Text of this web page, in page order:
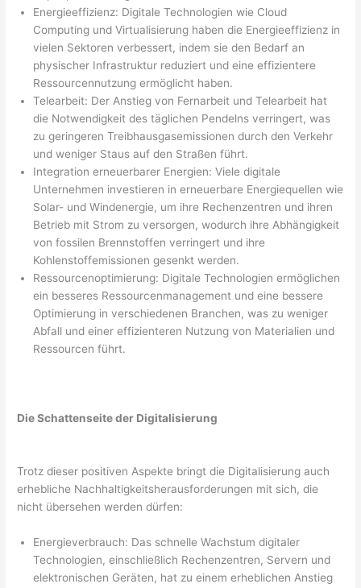
Energieeffizienz: Digitale Technologien wie Cloud
Computing und Virtualisierung haben die Energieeffizienz in
vielen Sektoren verbessert, indem sie den Bedarf an
physischer Infrastruktur reduziert und eine effizientere
Ressourcennutzung ermöglicht haben.
Telearbeit: Der Anstieg von Fernarbeit und Telearbeit hat
die Notwendigkeit des täglichen Pendelns verringert, was
zu geringeren Treibhausgasemissionen durch den Verkehr
und weniger Staus auf den Straßen führt.
Integration erneuerbarer Energien: Viele digitale
Unternehmen investieren in erneuerbare Energiequellen wie
Solar- und Windenergie, um ihre Rechenzentren und ihren
Betrieb mit Strom zu versorgen, wodurch ihre Abhängigkeit
von fossilen Brennstoffen verringert und ihre
Kohlenstoffemissionen gesenkt werden.
Ressourcenoptimierung: Digitale Technologien ermöglichen
ein besseres Ressourcenmanagement und eine bessere
Optimierung in verschiedenen Branchen, was zu weniger
Abfall und einer effizienteren Nutzung von Materialien und
Ressourcen führt.
Die Schattenseite der Digitalisierung
Trotz dieser positiven Aspekte bringt die Digitalisierung auch
erhebliche Nachhaltigkeitsherausforderungen mit sich, die
nicht übersehen werden dürfen:
Energieverbrauch: Das schnelle Wachstum digitaler
Technologien, einschließlich Rechenzentren, Servern und
elektronischen Geräten, hat zu einem erheblichen Anstieg